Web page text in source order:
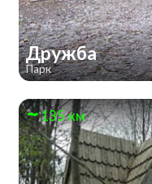
Дружба
Парк
135 км